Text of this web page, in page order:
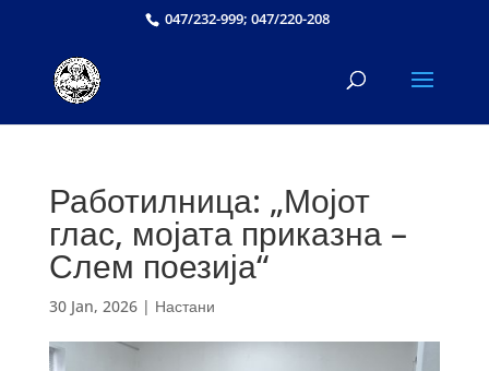
047/232-999; 047/220-208
Работилница: „Мојот
глас, мојата приказна –
Слем поезија“
30 Jan, 2026| Настани